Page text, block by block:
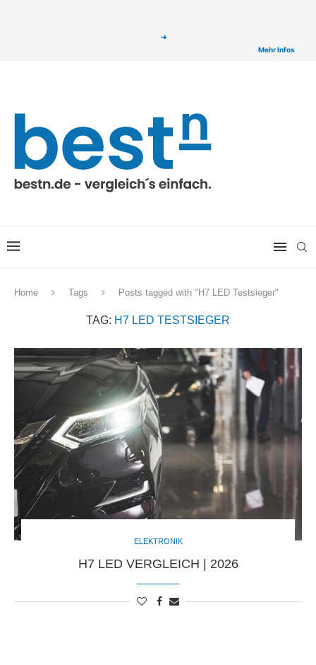
➔
Mehr Infos
Home Tags Posts tagged with "H7 LED Testsieger"
TAG: H7 LED TESTSIEGER
ELEKTRONIK
H7 LED VERGLEICH | 2026